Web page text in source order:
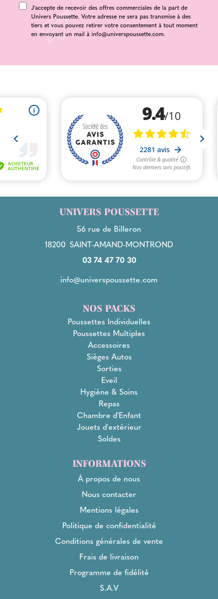
J'accepte de recevoir des offres commerciales de la part de
Univers Poussette. Votre adresse ne sera pas transmise à des
tiers et vous pouvez retirer votre consentement à tout moment
en envoyant un mail à info@universpoussette.com.
UNIVERS POUSSETTE
56 rue de Billeron
18200 SAINT-AMAND-MONTROND
03 74 47 70 30
info@universpoussette.com
NOS PACKS
Poussettes Individuelles
Poussettes Multiples
Accessoires
Sièges Autos
Sorties
Eveil
Hygiène & Soins
Repas
Chambre d'Enfant
Jouets d'extérieur
Soldes
INFORMATIONS
À propos de nous
Nous contacter
Mentions légales
Politique de confidentialité
Conditions générales de vente
Frais de livraison
Programme de fidélité
S.A.V